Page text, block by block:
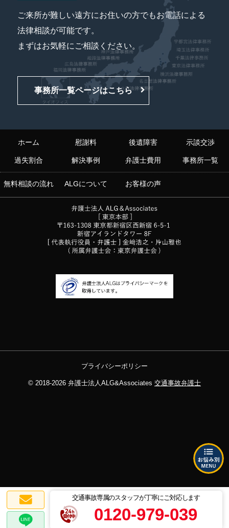
交通事故専属のスタッフが丁寧にご対応します
0120-979-039
ご来所が難しい遠方にお住いの方でもお電話による
法律相談が可能です。
まずはお気軽にご相談ください。
事務所一覧ページはこちら
ホーム 慰謝料 後遺障害 示談交渉
過失割合 解決事例 弁護士費用 事務所一覧
無料相談の流れ ALGについて お客様の声
プライバシーポリシー
© 2018-2026 弁護士法人ALG&Associates 交通事故弁護士